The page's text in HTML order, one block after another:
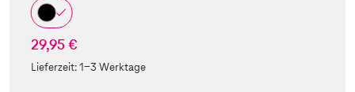
29,95 €
Lieferzeit:1-3 Werktage